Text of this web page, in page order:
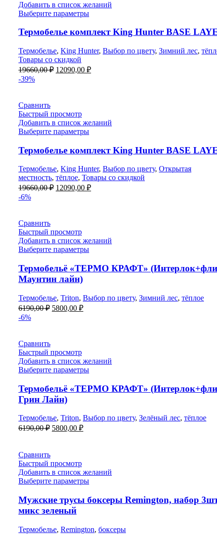
Добавить в список желаний
Выберите параметры
Термобелье комплект King Hunter ВASE
Термобелье, King Hunter, Выбор по цвету, Зимний лес,
Товары со скидкой
19660,00₽ Первоначальная
12090,00 ₽Текущая
-39%
Сравнить
Быстрый просмотр
Добавить в список желаний
Выберите параметры
Термобелье комплект King Hunter BASE
Термобелье, King Hunter, Выбор по цвету, Открытая
местность, тёплое, Товары со скидкой
19660,00₽ Первоначальная
12090,00 ₽Текущая
-6%
Сравнить
Быстрый просмотр
Добавить в список желаний
Выберите параметры
Термобельё «ТЕРМО КРАФТ»
Маунтин лайн)
Термобелье, Triton, Выбор по цвету, Зимний лес, тёплое
6190,00₽ Первоначальная
5800,00 ₽Текущая
-6%
Сравнить
Быстрый просмотр
Добавить в список желаний
Выберите параметры
Термобельё «ТЕРМО КРАФТ»
Грин Лайн)
Термобелье, Triton, Выбор по цвету, Зелёный лес, тёплое
6190,00₽ Первоначальная
5800,00 ₽Текущая
Сравнить
Быстрый просмотр
Добавить в список желаний
Выберите параметры
Мужские трусы боксеры Remington, набор
микс зеленый
Термобелье, Remington, боксеры